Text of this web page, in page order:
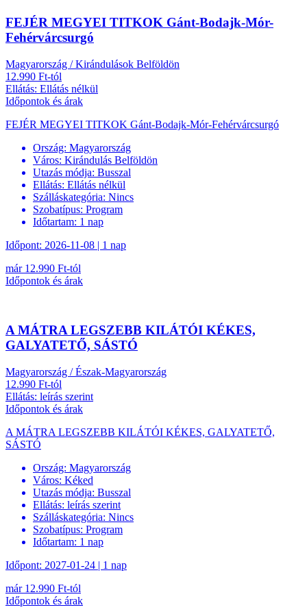
FEJÉR MEGYEI TITKOK Gánt-Bodajk-Mór-
Fehérvárcsurgó
Magyarország / Kirándulások Belföldön
12.990 Ft-tól
Ellátás: Ellátás nélkül
Időpontok és árak
FEJÉR MEGYEI TITKOK Gánt-Bodajk-Mór-Fehérvárcsurgó
Ország: Magyarország
Város: Kirándulás Belföldön
Utazás módja: Busszal
Ellátás: Ellátás nélkül
Szálláskategória: Nincs
Szobatípus: Program
Időtartam: 1 nap
Időpont: 2026-11-08 | 1 nap
már 12.990 Ft-tól
Időpontok és árak
A MÁTRA LEGSZEBB KILÁTÓI KÉKES,
GALYATETŐ, SÁSTÓ
Magyarország / Észak-Magyarország
12.990 Ft-tól
Ellátás: leírás szerint
Időpontok és árak
A MÁTRA LEGSZEBB KILÁTÓI KÉKES, GALYATETŐ,
SÁSTÓ
Ország: Magyarország
Város: Kéked
Utazás módja: Busszal
Ellátás: leírás szerint
Szálláskategória: Nincs
Szobatípus: Program
Időtartam: 1 nap
Időpont: 2027-01-24 | 1 nap
már 12.990 Ft-tól
Időpontok és árak